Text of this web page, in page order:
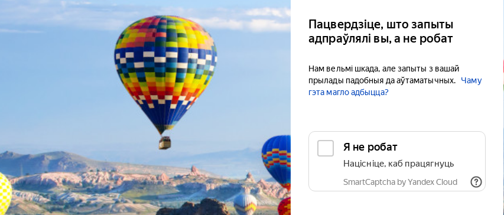
Пацвердзіце, што запыты
адпраўлялі вы, а не робат
Нам вельмі шкада, але запыты з вашай
прылады падобныя да аўтаматычных.
Чаму
гэта магло адбыцца?
Я не робат
Націсніце, каб працягнуць
SmartCaptcha by Yandex Cloud